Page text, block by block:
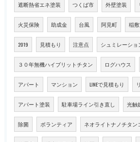
遮断熱省エネ塗装 つくば市 外壁塗装
火災保険 助成金 台風 阿見町 稲
2019 見積もり 注意点 シュミレーショ
３０年無機ハイブリットチタン ログハウス
アパート マンション LINEで見積もり
アパート塗装 駐車場ライン引き直し 光触
除菌 ボランティア ネオライトナノチタン